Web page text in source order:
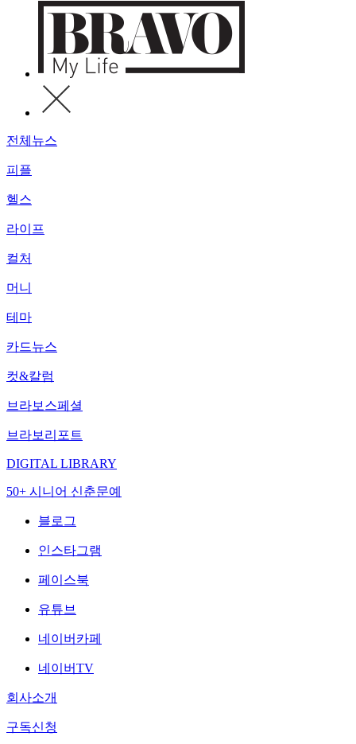
전체뉴스
피플
헬스
라이프
컬처
머니
테마
카드뉴스
컷&칼럼
브라보스페셜
브라보리포트
DIGITAL LIBRARY
50+ 시니어 신춘문예
블로그
인스타그램
페이스북
유튜브
네이버카페
네이버TV
회사소개
구독신청